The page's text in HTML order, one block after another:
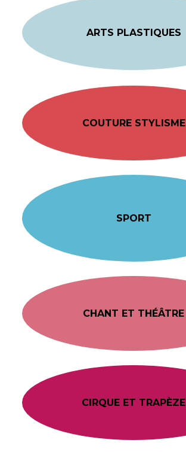
ARTS PLASTIQUES
COUTURE STYLISME
SPORT
CHANT ET THÉÂTRE
CIRQUE ET TRAPÈZE